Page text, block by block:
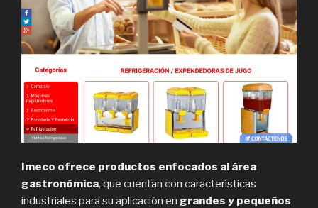
Imeco ofrece productos enfocados al área
gastronómica, que cuentan con características
industriales para su aplicación en grandes y pequeños